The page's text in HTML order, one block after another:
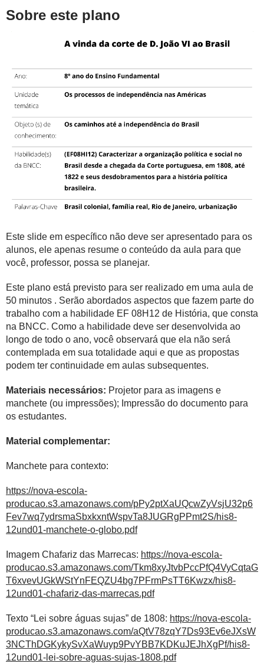
Sobre este plano
Este slide em específico não deve ser apresentado para os
alunos, ele apenas resume o conteúdo da aula para que
você, professor, possa se planejar.
Este plano está previsto para ser realizado em uma aula de
50 minutos . Serão abordados aspectos que fazem parte do
trabalho com a habilidade EF 08H12 de História, que consta
na BNCC. Como a habilidade deve ser desenvolvida ao
longo de todo o ano, você observará que ela não será
contemplada em sua totalidade aqui e que as propostas
podem ter continuidade em aulas subsequentes.
Materiais necessários: Projetor para as imagens e
manchete (ou impressões); Impressão do documento para
os estudantes.
Material complementar:
Manchete para contexto:
https://nova-escola-
producao.s3.amazonaws.com/pPy2ptXaUQcwZyVsjU32p6
Fev7wq7ydrsmaSbxkxntWspvTa8JUGRgPPmt2S/his8-
12und01-manchete-o-globo.pdf
Imagem Chafariz das Marrecas: https://nova-escola-
producao.s3.amazonaws.com/Tkm8xyJtvbPccPfQ4VyCqtaG
T6xvevUGkWStYnFEQZU4bg7PFrmPsTT6Kwzx/his8-
12und01-chafariz-das-marrecas.pdf
Texto “Lei sobre águas sujas” de 1808: https://nova-escola-
producao.s3.amazonaws.com/aQtV78zqY7Ds93Ev6eJXsW
3NCThDGKykySvXaWuyp9PvYBB7KDKuJEJhXgPf/his8-
12und01-lei-sobre-aguas-sujas-1808.pdf